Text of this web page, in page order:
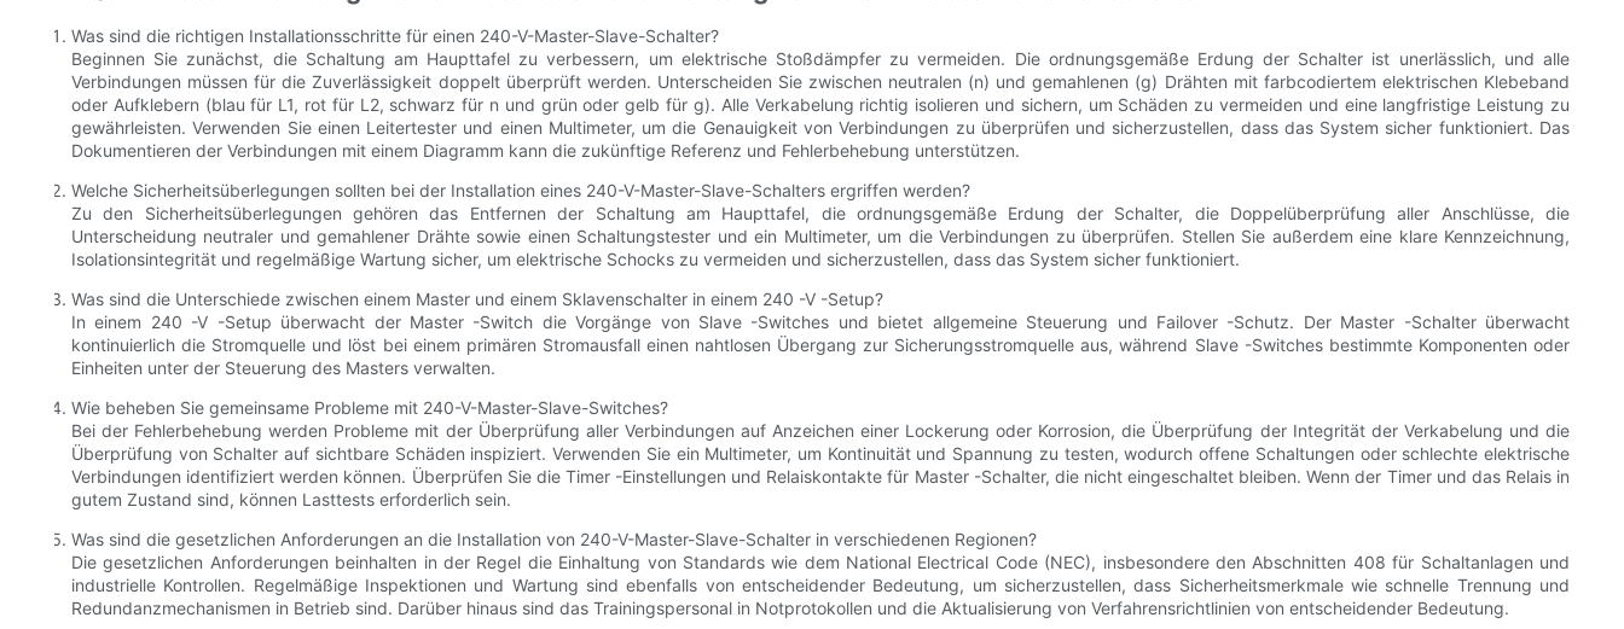
Was sind die richtigen Installationsschritte für einen 240-V-Master-Slave-Schalter?
Beginnen Sie zunächst, die Schaltung am Haupttafel zu verbessern, um elektrische Stoßdämpfer zu vermeiden. Die ordnungsgemäße Erdung der Schalter ist unerlässlich, und alle
Verbindungen müssen für die Zuverlässigkeit doppelt überprüft werden. Unterscheiden Sie zwischen neutralen (n) und gemahlenen (g) Drähten mit farbcodiertem elektrischen Klebeband
oder Aufklebern (blau für L1, rot für L2, schwarz für n und grün oder gelb für g). Alle Verkabelung richtig isolieren und sichern, um Schäden zu vermeiden und eine langfristige Leistung zu
gewährleisten. Verwenden Sie einen Leitertester und einen Multimeter, um die Genauigkeit von Verbindungen zu überprüfen und sicherzustellen, dass das System sicher funktioniert. Das
Dokumentieren der Verbindungen mit einem Diagramm kann die zukünftige Referenz und Fehlerbehebung unterstützen.
Welche Sicherheitsüberlegungen sollten bei der Installation eines 240-V-Master-Slave-Schalters ergriffen werden?
Zu den Sicherheitsüberlegungen gehören das Entfernen der Schaltung am Haupttafel, die ordnungsgemäße Erdung der Schalter, die Doppelüberprüfung aller Anschlüsse, die
Unterscheidung neutraler und gemahlener Drähte sowie einen Schaltungstester und ein Multimeter, um die Verbindungen zu überprüfen. Stellen Sie außerdem eine klare Kennzeichnung,
Isolationsintegrität und regelmäßige Wartung sicher, um elektrische Schocks zu vermeiden und sicherzustellen, dass das System sicher funktioniert.
Was sind die Unterschiede zwischen einem Master und einem Sklavenschalter in einem 240 -V -Setup?
In einem 240 -V -Setup überwacht der Master -Switch die Vorgänge von Slave -Switches und bietet allgemeine Steuerung und Failover -Schutz. Der Master -Schalter überwacht
kontinuierlich die Stromquelle und löst bei einem primären Stromausfall einen nahtlosen Übergang zur Sicherungsstromquelle aus, während Slave -Switches bestimmte Komponenten oder
Einheiten unter der Steuerung des Masters verwalten.
Wie beheben Sie gemeinsame Probleme mit 240-V-Master-Slave-Switches?
Bei der Fehlerbehebung werden Probleme mit der Überprüfung aller Verbindungen auf Anzeichen einer Lockerung oder Korrosion, die Überprüfung der Integrität der Verkabelung und die
Überprüfung von Schalter auf sichtbare Schäden inspiziert. Verwenden Sie ein Multimeter, um Kontinuität und Spannung zu testen, wodurch offene Schaltungen oder schlechte elektrische
Verbindungen identifiziert werden können. Überprüfen Sie die Timer -Einstellungen und Relaiskontakte für Master -Schalter, die nicht eingeschaltet bleiben. Wenn der Timer und das Relais in
gutem Zustand sind, können Lasttests erforderlich sein.
Was sind die gesetzlichen Anforderungen an die Installation von 240-V-Master-Slave-Schalter in verschiedenen Regionen?
Die gesetzlichen Anforderungen beinhalten in der Regel die Einhaltung von Standards wie dem National Electrical Code (NEC), insbesondere den Abschnitten 408 für Schaltanlagen und
industrielle Kontrollen. Regelmäßige Inspektionen und Wartung sind ebenfalls von entscheidender Bedeutung, um sicherzustellen, dass Sicherheitsmerkmale wie schnelle Trennung und
Redundanzmechanismen in Betrieb sind. Darüber hinaus sind das Trainingspersonal in Notprotokollen und die Aktualisierung von Verfahrensrichtlinien von entscheidender Bedeutung.